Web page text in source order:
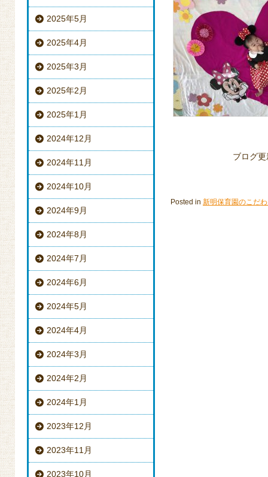
2025年5月
2025年4月
2025年3月
2025年2月
2025年1月
2024年12月
2024年11月
2024年10月
2024年9月
2024年8月
2024年7月
2024年6月
2024年5月
2024年4月
2024年3月
2024年2月
2024年1月
2023年12月
2023年11月
2023年10月
ブログ
Posted in 新明保育園のこだ